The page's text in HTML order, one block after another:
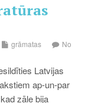
grāmatas
No
Latvijas
ap-un-par
zāle bija